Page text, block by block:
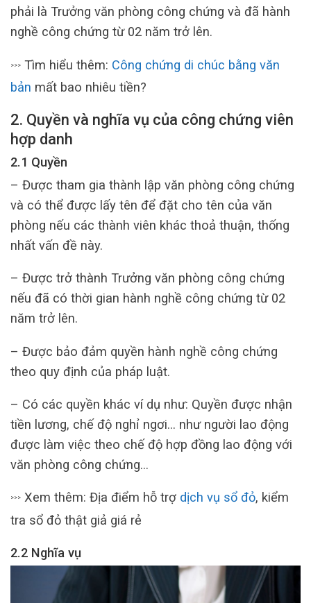
phải là Trưởng văn phòng công chứng và đã hành
nghề công chứng từ 02 năm trở lên.
>>> Tìm hiểu thêm: Công chứng di chúc bằng văn
bản mất bao nhiêu tiền?
2. Quyền và nghĩa vụ của công chứng viên
hợp danh
2.1 Quyền
– Được tham gia thành lập văn phòng công chứng
và có thể được lấy tên để đặt cho tên của văn
phòng nếu các thành viên khác thoả thuận, thống
nhất vấn đề này.
– Được trở thành Trưởng văn phòng công chứng
nếu đã có thời gian hành nghề công chứng từ 02
năm trở lên.
– Được bảo đảm quyền hành nghề công chứng
theo quy định của pháp luật.
– Có các quyền khác ví dụ như: Quyền được nhận
tiền lương, chế độ nghỉ ngơi… như người lao động
được làm việc theo chế độ hợp đồng lao động với
văn phòng công chứng…
>>> Xem thêm: Địa điểm hỗ trợ dịch vụ sổ đỏ, kiểm
tra sổ đỏ thật giả giá rẻ
2.2 Nghĩa vụ